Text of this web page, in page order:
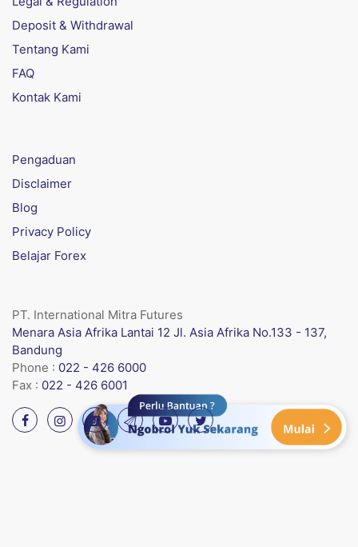
Deposit & Withdrawal
Tentang Kami
FAQ
Kontak Kami
Pengaduan
Disclaimer
Blog
Privacy Policy
Belajar Forex
PT. International Mitra Futures
Menara Asia Afrika Lantai 12 Jl. Asia Afrika No.133 - 137,
Bandung
Phone : 022 - 426 6000
Fax : 022 - 426 6001